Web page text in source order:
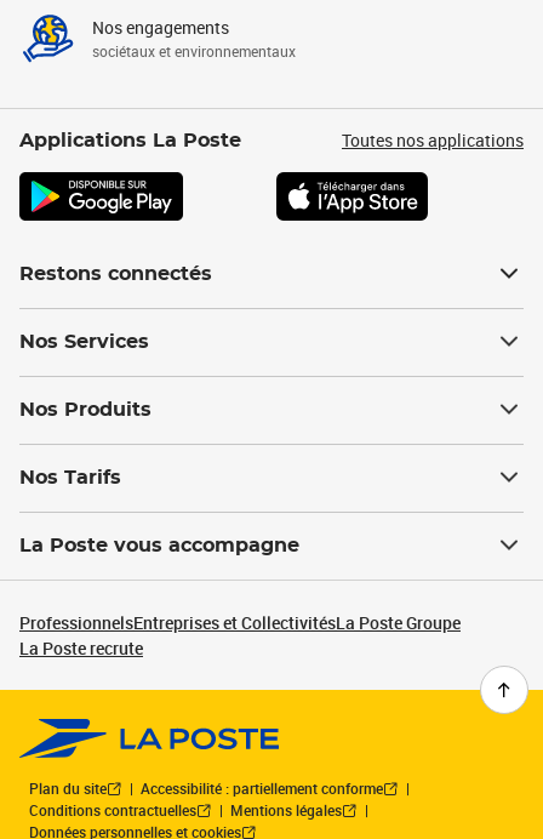
Nos engagements
sociétaux et environnementaux
Applications La Poste Toutes nos applications
Restons connectés
Nos Services
Nos Produits
Nos Tarifs
La Poste vous accompagne
ProfessionnelsEntreprises et CollectivitésLa Poste Groupe
La Poste recrute
Plan du site
Accessibilité : partiellement conforme
Conditions contractuelles
Mentions légales
Données personnelles et cookies